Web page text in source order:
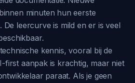
minuten hun eerste
De leercurve is mild en er is veel
kennis, vooral bij de
first aanpak is krachtig, maar niet
paraat. Als je geen